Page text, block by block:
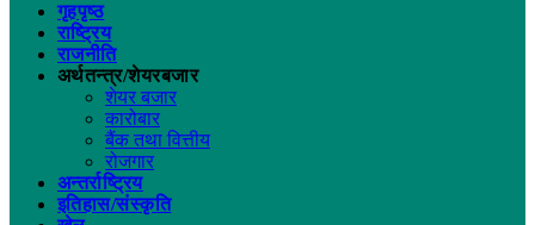
गृहपृष्ठ
राष्ट्रिय
राजनीति
अर्थतन्त्र/शेयरबजार
शेयर बजार
कारोबार
बैंक तथा वित्तीय
रोजगार
अन्तर्राष्ट्रिय
इतिहास/संस्कृति